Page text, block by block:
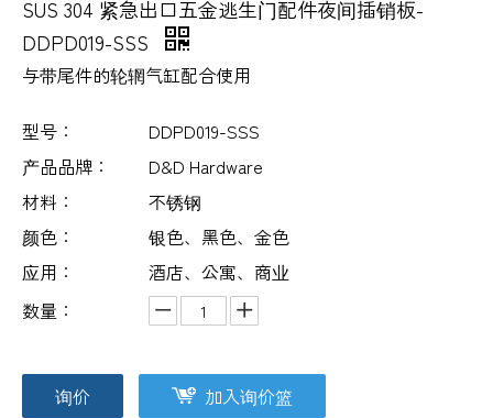
SUS 304 紧急出口五金逃生门配件夜间插销板-
DDPD019-SSS
与带尾件的轮辋气缸配合使用
型号：
DDPD019-SSS
产品品牌：
D&D Hardware
材料：
不锈钢
颜色：
银色、黑色、金色
应用：
酒店、公寓、商业
数量：
询价 加入询价篮